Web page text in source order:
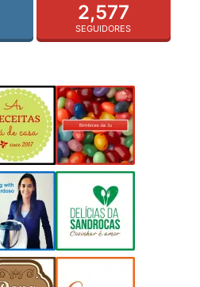
2,577
SEGUIDORES